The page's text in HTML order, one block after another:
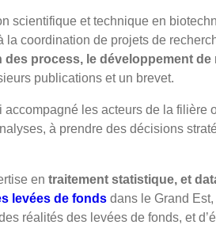
scientifique et technique en
la coordination de projets de
process, le développement
publications et un brevet.
accompagné les acteurs de la filière
à prendre des décisions
en traitement statistique, et
levées de fonds dans le Grand
réalités des levées de fonds, et